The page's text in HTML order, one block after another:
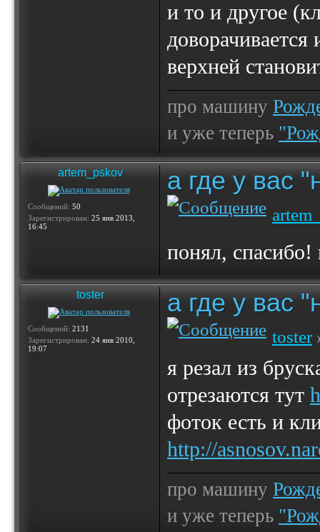
и то и другое
верхней
про машину
и уже теперь
artem_pskov
Сообщений: 50
Зарегистрирован: 25 янв 2013,
16:45
а где у вас
понял, спасибо!
toster
Сообщений: 2131
Зарегистрирован: 24 янв 2010,
19:07
а где у вас
toster
я резал из
отрезаются тут
фоток есть и
http://
про машину
и уже теперь